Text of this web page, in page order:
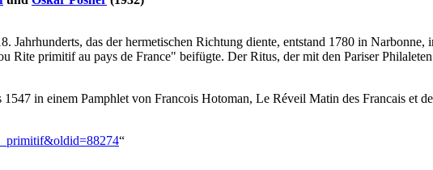
Jahrhunderts, das der hermetischen Richtung diente, entstand 1780 in
Rite primitif au pays de France" beifügte. Der Ritus, der mit den Pariser
in einem Pamphlet von Francois Hotoman, Le Réveil Matin des Francais et
“